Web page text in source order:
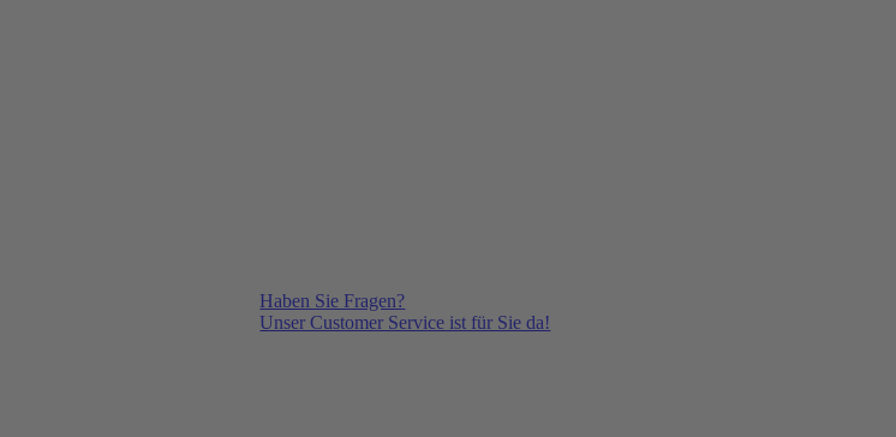
Haben Sie Fragen?
Unser Customer Service ist für Sie da!